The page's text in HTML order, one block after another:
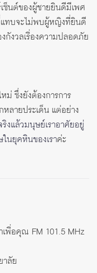
ซ็นต์ของผู้ชายยินดีมีเพศ
ทบจะไม่พบผู้หญิงที่ยินดี
กังวลเรื่องความปลอดภัย
ม่ ซึ่งยังต้องการการ
ลายประเด็น แต่อย่าง
งแล้วมนุษย์เราอาศัยอยู่
นยุคหินของเราค่ะ
พื่อคุณ FM 101.5 MHz
ลัย